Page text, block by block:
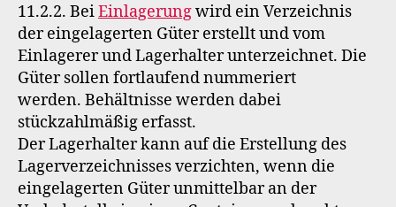
11.2.2. BeiEinlagerungwird ein Verzeichnis
der eingelagerten Güter erstellt und vom
Einlagerer und Lagerhalter unterzeichnet. Die
Güter sollen fortlaufend nummeriert
werden. Behältnisse werden dabei
stückzahlmäßig erfasst.
Der Lagerhalter kann auf die Erstellung des
Lagerverzeichnisses verzichten, wenn die
eingelagerten Güter unmittelbar an der